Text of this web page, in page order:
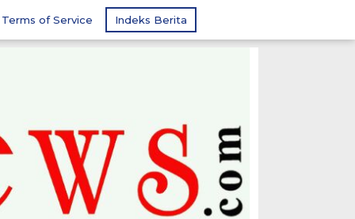
Terms of Service Indeks Berita